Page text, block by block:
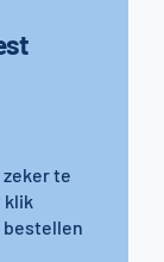
te
klik
bestellen